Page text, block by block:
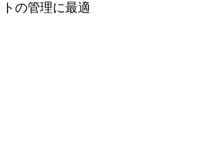
の管理に最適